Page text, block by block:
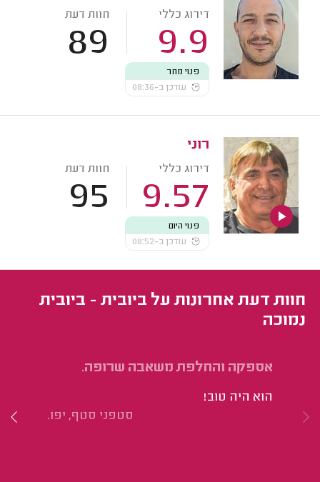
דירוג כללי
9.9
חוות דעת
89
פנוי מחר
עודכן ב-08:36
רוני
דירוג כללי
9.57
חוות דעת
95
פנוי היום
עודכן ב-08:52
חוות דעת אחרונות על ביובית - ביובית
נמוכה
אספקה והחלפת משאבה שרופה.
הוא היה טוב!
סטפני סטף, יפו.